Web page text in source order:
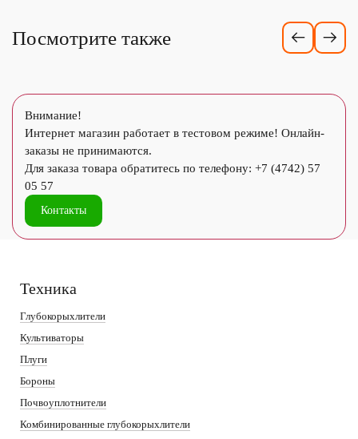
Посмотрите также
Внимание!
Интернет магазин работает в тестовом режиме! Онлайн-
заказы не принимаются.
Для заказа товара обратитесь по телефону: +7 (4742) 57
05 57
Контакты
Техника
Глубокорыхлители
Культиваторы
Плуги
Бороны
Почвоуплотнители
Комбинированные глубокорыхлители